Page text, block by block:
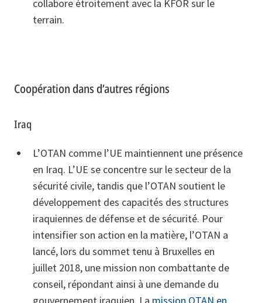
collabore étroitement avec la KFOR sur le
terrain.
Coopération dans d’autres régions
Iraq
L’OTAN comme l’UE maintiennent une présence
en Iraq. L’UE se concentre sur le secteur de la
sécurité civile, tandis que l’OTAN soutient le
développement des capacités des structures
iraquiennes de défense et de sécurité. Pour
intensifier son action en la matière, l’OTAN a
lancé, lors du sommet tenu à Bruxelles en
juillet 2018, une mission non combattante de
conseil, répondant ainsi à une demande du